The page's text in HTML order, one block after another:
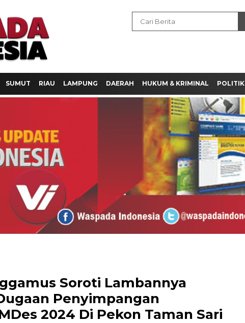
SUMUT RIAU LAMPUNG DAERAH HUKUM & KRIMINAL POLITIK
Soroti Lambannya
Penyimpangan
2024 Di Pekon Taman Sari